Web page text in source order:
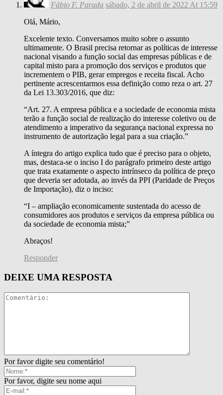
Fábio F. Parada sábado, 2 de abril de 2022 At 15:59
Olá, Mário,
Excelente texto. Conversamos muito sobre o assunto
ultimamente. O Brasil precisa retornar as políticas de interesse
nacional visando a função social das empresas públicas e de
capital misto para a promoção dos serviços e produtos que
incrementem o PIB, gerar empregos e receita fiscal. Acho
pertinente acrescentarmos essa definição como reza o art. 27
da Lei 13.303/2016, que diz:
“Art. 27. A empresa pública e a sociedade de economia mista
terão a função social de realização do interesse coletivo ou de
atendimento a imperativo da segurança nacional expressa no
instrumento de autorização legal para a sua criação.”
A íntegra do artigo explica tudo que é preciso para o objeto,
mas, destaca-se o inciso I do parágrafo primeiro deste artigo
que trata exatamente o aspecto intrínseco da política de preço
que deveria ser adotada, ao invés da PPI (Paridade de Preços
de Importação), diz o inciso:
“I – ampliação economicamente sustentada do acesso de
consumidores aos produtos e serviços da empresa pública ou
da sociedade de economia mista;”
Abraços!
Responder
DEIXE UMA RESPOSTA
Por favor digite seu comentário!
Por favor, digite seu nome aqui